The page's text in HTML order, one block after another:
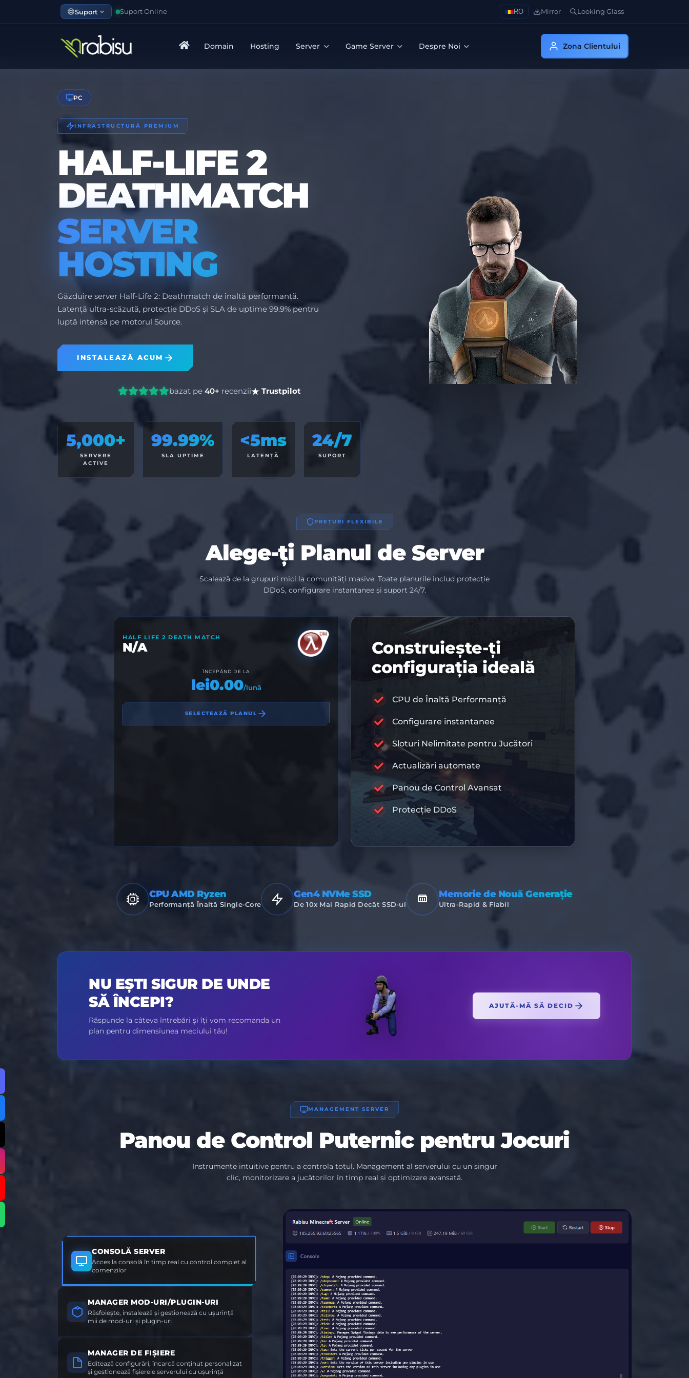
Suport Suport Online RO Mirror Looking Glass
Domain Hosting Server Game Server Despre Noi Zona Clientului
PC
INFRASTRUCTURĂ PREMIUM
HALF-LIFE 2
DEATHMATCH
SERVER
HOSTING
Găzduire server Half-Life 2: Deathmatch de înaltă performanță.
Latență ultra-scăzută, protecție DDoS și SLA de uptime 99.9% pentru
luptă intensă pe motorul Source.
INSTALEAZĂ ACUM
bazat pe 40+ recenzii Trustpilot
5,000+
SERVERE
ACTIVE
99.99%
SLA UPTIME
<5ms
LATENȚĂ
24/7
SUPORT
PREȚURI FLEXIBILE
Alege-ți Planul de Server
Scalează de la grupuri mici la comunități masive. Toate planurile includ protecție
DDoS, configurare instantanee și suport 24/7.
HALF LIFE 2 DEATH MATCH
N/A
ÎNCEPÂND DE LA
lei0.00/lună
SELECTEAZĂ PLANUL
Construiește-ți
configurația ideală
CPU de Înaltă Performanță
Configurare instantanee
Sloturi Nelimitate pentru Jucători
Actualizări automate
Panou de Control Avansat
Protecție DDoS
RABISU
INFRASTRUCTURĂ PREMIUM
CPU AMD Ryzen
Performanță Înaltă Single-Core
Gen4 NVMe SSD
De 10x Mai Rapid Decât SSD-ul
Memorie de Nouă Generație
Ultra-Rapid & Fiabil
NU EȘTI SIGUR DE UNDE
SĂ ÎNCEPI?
Răspunde la câteva întrebări și îți vom recomanda un
plan pentru dimensiunea meciului tău!
AJUTĂ-MĂ SĂ DECID
MANAGEMENT SERVER
Panou de Control Puternic pentru Jocuri
Instrumente intuitive pentru a controla totul. Management al serverului cu un singur
clic, monitorizare a jucătorilor în timp real și optimizare avansată.
CONSOLĂ SERVER
Acces la consolă în timp real cu control complet al
comenzilor
MANAGER MOD-URI/PLUGIN-URI
Răsfoiește, instalează și gestionează cu ușurință
mii de mod-uri și plugin-uri
MANAGER DE FIȘIERE
Editează configurări, încarcă conținut personalizat
și gestionează fișierele serverului cu ușurință